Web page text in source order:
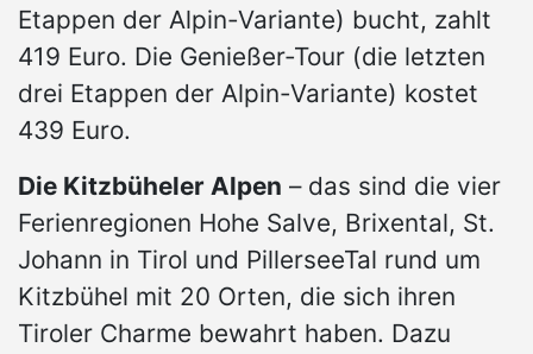
Etappen der Alpin-Variante) bucht, zahlt
419 Euro. Die Genießer-Tour (die letzten
drei Etappen der Alpin-Variante) kostet
439 Euro.
Die Kitzbüheler Alpen – das sind die vier
Ferienregionen Hohe Salve, Brixental, St.
Johann in Tirol und PillerseeTal rund um
Kitzbühel mit 20 Orten, die sich ihren
Tiroler Charme bewahrt haben. Dazu